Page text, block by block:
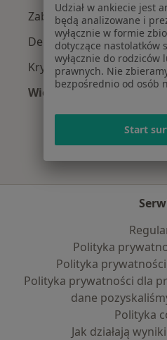
Zaburzenia emocjonalne
Depresja w Krapkowicach
Kryzys emocjonalny w
Więcej (11)
Polityka
Polityka
Polityka prywatności dla
dane
Polityka
Jak działają
Udział w ankiecie jest
będą analizowane i
wyłącznie w formie
dotyczące nastolatków
wyłącznie do rodziców
prawnych. Nie
bezpośrednio od osób
Start